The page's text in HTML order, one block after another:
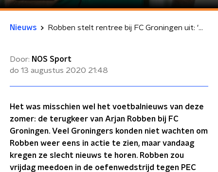
Nieuws Robben stelt rentree bij FC Groningen uit: 'Hij heeft wat pijntjes'
Door: NOS Sport
do 13 augustus 2020 21:48
Het was misschien wel het voetbalnieuws van deze
zomer: de terugkeer van Arjan Robben bij FC
Groningen. Veel Groningers konden niet wachten om
Robben weer eens in actie te zien, maar vandaag
kregen ze slecht nieuws te horen. Robben zou
vrijdag meedoen in de oefenwedstrijd tegen PEC